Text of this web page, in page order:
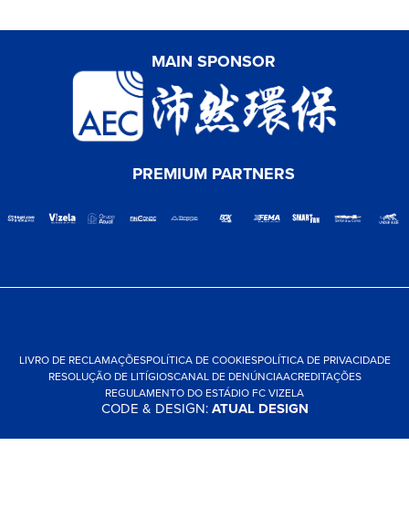
MAIN SPONSOR
PREMIUM PARTNERS
LIVRO DE RECLAMAÇÕESPOLÍTICA DE COOKIESPOLÍTICA DE PRIVACIDADE
RESOLUÇÃO DE LITÍGIOSCANAL DE DENÚNCIAACREDITAÇÕES
REGULAMENTO DO ESTÁDIO FC VIZELA
CODE & DESIGN:ATUAL DESIGN